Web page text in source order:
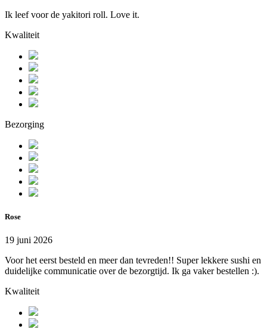
Ik leef voor de yakitori roll. Love it.
Kwaliteit
Bezorging
Rose
19 juni 2026
Voor het eerst besteld en meer dan tevreden!! Super lekkere sushi en
duidelijke communicatie over de bezorgtijd. Ik ga vaker bestellen :).
Kwaliteit